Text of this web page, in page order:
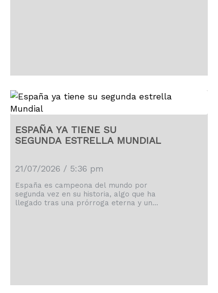
ESPAÑA YA TIENE SU
SEGUNDA ESTRELLA MUNDIAL
21/07/2026 / 5:36 pm
España es campeona del mundo por
segunda vez en su historia, algo que ha
llegado tras una prórroga eterna y un